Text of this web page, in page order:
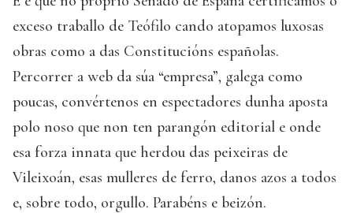
exceso traballo de Teófilo cando atopamos luxosas
obras como a das Constitucións españolas.
Percorrer a web da súa “empresa”, galega como
poucas, convértenos en espectadores dunha aposta
polo noso que non ten parangón editorial e onde
esa forza innata que herdou das peixeiras de
Vileixoán, esas mulleres de ferro, danos azos a todos
e, sobre todo, orgullo. Parabéns e beizón.